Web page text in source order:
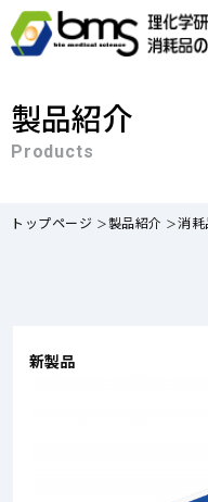
製品紹介
Products
トップページ 製品紹介 消
新製品